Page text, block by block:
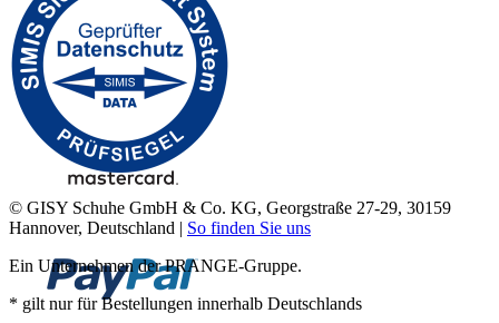
© GISY Schuhe GmbH & Co. KG, Georgstraße 27-29, 30159
Hannover, Deutschland | So finden Sie uns
Ein Unternehmen der PRANGE-Gruppe.
* gilt nur für Bestellungen innerhalb Deutschlands